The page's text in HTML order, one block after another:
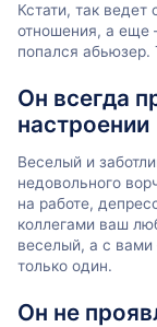
Кстати, так ведет
отношения, а еще
попался абьюзер.
Он всегда
настроении
Веселый и
недовольного
на работе,
коллегами ваш
веселый, а с вами
только один.
Он не